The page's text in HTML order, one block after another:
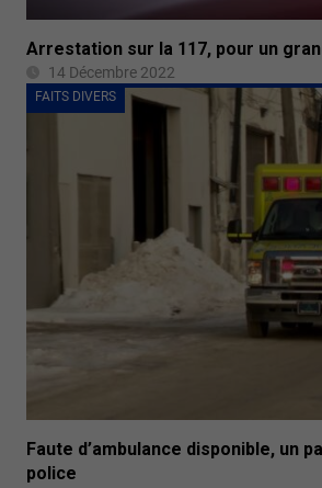
Arrestation sur la 117, pour un
14 Décembre 2022
FAITS DIVERS
Faute d’ambulance disponible, un
police